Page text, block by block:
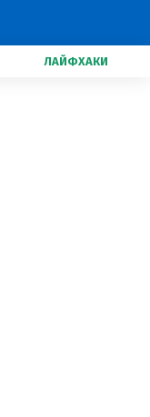
ЛАЙФХАКИ